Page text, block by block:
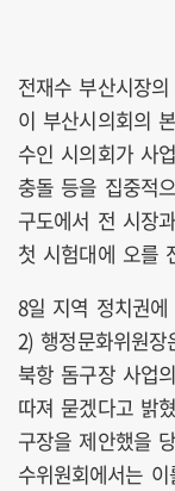
전재수 부산시장
이 부산시의회의
수인 시의회가 사
충돌 등을 집중적
구도에서 전 시장
첫 시험대에 오를
8일 지역 정치권
2) 행정문화위원
북항 돔구장 사업
따져 묻겠다고 밝
구장을 제안했을
수위원회에서는